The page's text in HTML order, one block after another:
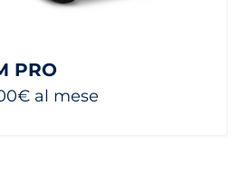
PRO
al mese